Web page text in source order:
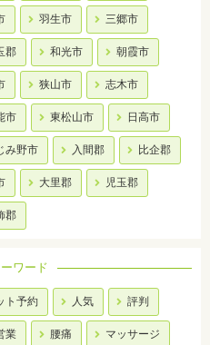
羽生市 三郷市
郡 和光市 朝霞市
狭山市 志木市
市 東松山市 日高市
み野市 入間郡 比企郡
大里郡 児玉郡
郡
ワード
ト予約 人気 評判
業 腰痛 マッサージ